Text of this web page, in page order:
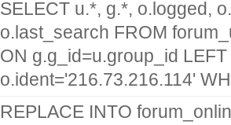
SELECT u.*, g.*, o.logged,
o.last_search FROM
ON g.g_id=u.group_id
o.ident='216.73.216.114'
REPLACE INTO